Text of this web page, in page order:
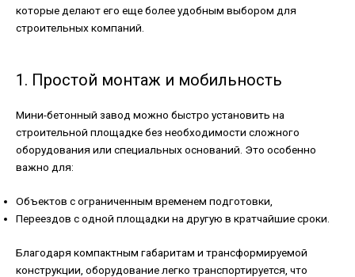
которые делают его еще более удобным выбором для
строительных компаний.
1. Простой монтаж и мобильность
Мини-бетонный завод можно быстро установить на
строительной площадке без необходимости сложного
оборудования или специальных оснований. Это особенно
важно для:
Объектов с ограниченным временем подготовки,
Переездов с одной площадки на другую в кратчайшие сроки.
Благодаря компактным габаритам и трансформируемой
конструкции, оборудование легко транспортируется, что